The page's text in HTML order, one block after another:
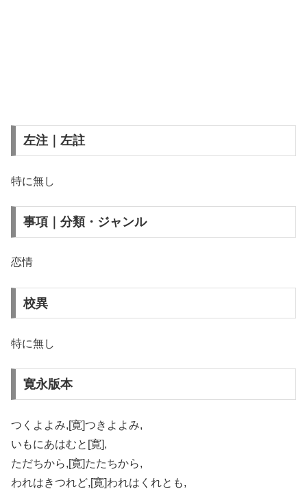
左注｜左註
特に無し
事項｜分類・ジャンル
恋情
校異
特に無し
寛永版本
つくよよみ,[寛]つきよよみ,
いもにあはむと[寛],
ただちから,[寛]たたちから,
われはきつれど,[寛]われはくれとも,